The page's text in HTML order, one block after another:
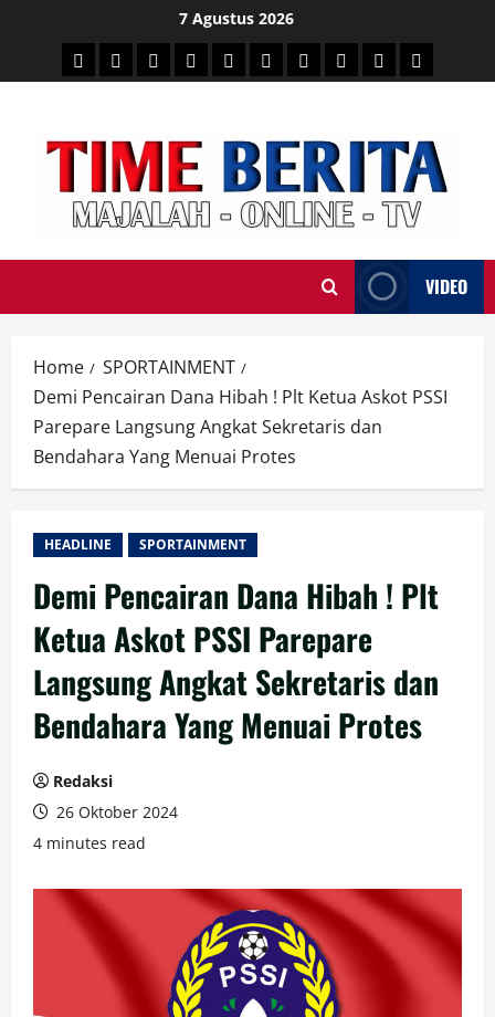
content
7 Agustus 2026
HEADLINE
PARESULSELBAR
POLITIKHUKRIMNASIONAL
PENKESSPORTAINMENT
DUNIAMEDSOS
VIDEO
Home
SPORTAINMENT
Demi Pencairan Dana Hibah ! Plt Ketua Askot PSSI
Parepare Langsung Angkat Sekretaris dan
Bendahara Yang Menuai Protes
HEADLINE SPORTAINMENT
Demi Pencairan Dana Hibah ! Plt
Ketua Askot PSSI Parepare
Langsung Angkat Sekretaris dan
Bendahara Yang Menuai Protes
Redaksi
26 Oktober 2024
4 minutes read